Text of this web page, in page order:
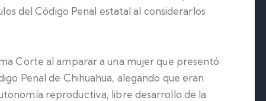
del Código Penal estatal al considerarlos
Corte al amparar a una mujer que presentó
Penal de Chihuahua, alegando que eran
reproductiva, libre desarrollo de la